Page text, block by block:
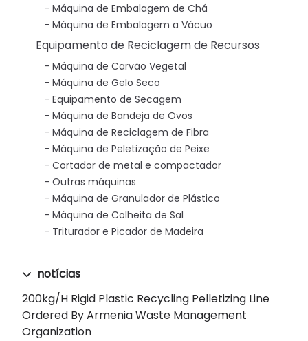
Máquina de Embalagem de Chá
Máquina de Embalagem a Vácuo
Equipamento de Reciclagem de Recursos
Máquina de Carvão Vegetal
Máquina de Gelo Seco
Equipamento de Secagem
Máquina de Bandeja de Ovos
Máquina de Reciclagem de Fibra
Máquina de Peletização de Peixe
Cortador de metal e compactador
Outras máquinas
Máquina de Granulador de Plástico
Máquina de Colheita de Sal
Triturador e Picador de Madeira
notícias
200kg/h Rigid Plastic Recycling Pelletizing Line
Ordered By Armenia Waste Management
Organization